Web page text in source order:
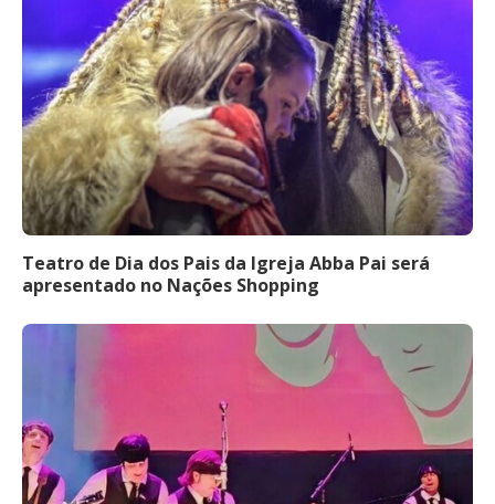
Teatro de Dia dos Pais da Igreja Abba Pai será
apresentado no Nações Shopping